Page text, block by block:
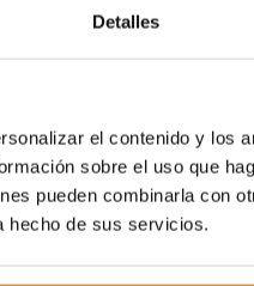
Detalles
el contenido y los
sobre el uso que
pueden combinarla con
hecho de sus servicios.